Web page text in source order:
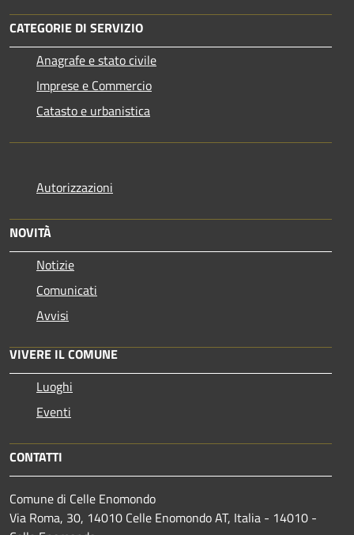
CATEGORIE DI SERVIZIO
Anagrafe e stato civile
Imprese e Commercio
Catasto e urbanistica
Autorizzazioni
NOVITÀ
Notizie
Comunicati
Avvisi
VIVERE IL COMUNE
Luoghi
Eventi
CONTATTI
Comune di Celle Enomondo
Via Roma, 30, 14010 Celle Enomondo AT, Italia - 14010 -